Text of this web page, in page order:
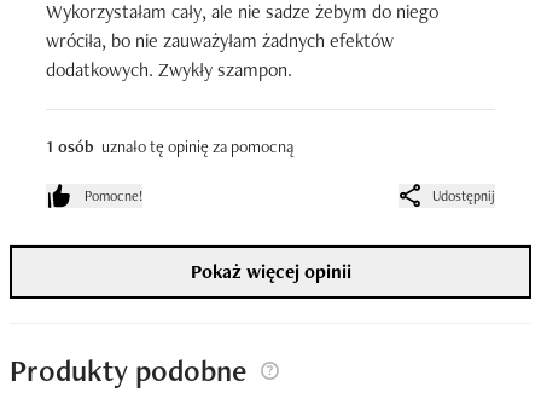
Wykorzystałam cały, ale nie sadze żebym do niego
wróciła, bo nie zauważyłam żadnych efektów
dodatkowych. Zwykły szampon.
1 osób uznało tę opinię za pomocną
Pomocne! Udostępnij
Pokaż więcej opinii
Produkty podobne